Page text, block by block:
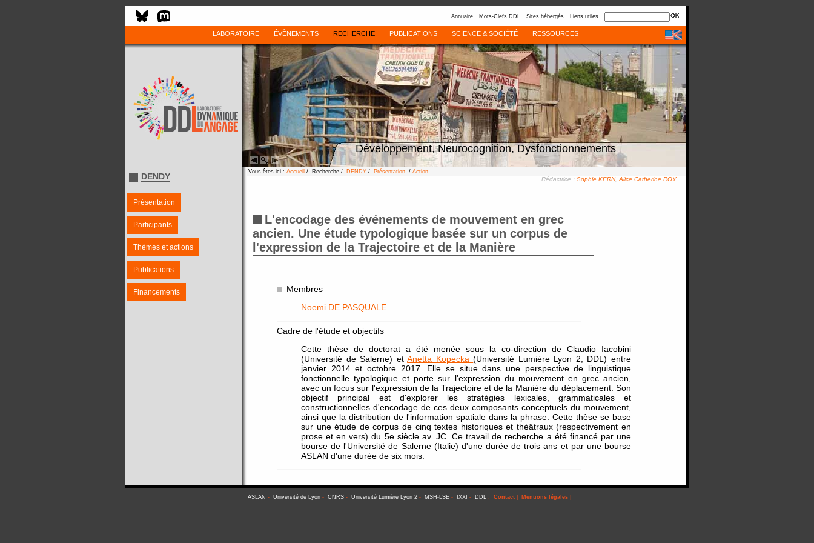
Annuaire Mots-Clefs DDL Sites hébergés Liens utiles
LABORATOIRE ÉVÈNEMENTS RECHERCHE PUBLICATIONS SCIENCE & SOCIÉTÉ RESSOURCES
Développement, Neurocognition, Dysfonctionnements
DENDY
Présentation
Participants
Thèmes et actions
Publications
Financements
Vous êtes ici : Accueil / Recherche / DENDY / Présentation / Action
Rédactrice : Sophie KERN, Alice Catherine ROY
L'encodage des événements de mouvement en grec
ancien. Une étude typologique basée sur un corpus de
l'expression de la Trajectoire et de la Manière
Membres
Noemi DE PASQUALE
Cadre de l'étude et objectifs
Cette thèse de doctorat a été menée sous la co-direction de Claudio Iacobini
(Université de Salerne) etAnetta Kopecka(Université Lumière Lyon 2, DDL) entre
janvier 2014 et octobre 2017. Elle se situe dans une perspective de linguistique
fonctionnelle typologique et porte sur l'expression du mouvement en grec ancien,
avec un focus sur l'expression de la Trajectoire et de la Manière du déplacement. Son
objectif principal est d'explorer les stratégies lexicales, grammaticales et
constructionnelles d'encodage de ces deux composants conceptuels du mouvement,
ainsi que la distribution de l'information spatiale dans la phrase. Cette thèse se base
sur une étude de corpus de cinq textes historiques et théâtraux (respectivement en
prose et en vers) du 5e siècle av. JC. Ce travail de recherche a été financé par une
bourse de l'Université de Salerne (Italie) d'une durée de trois ans et par une bourse
ASLAN d'une durée de six mois.
ASLAN - Université de Lyon- CNRS- Université Lumière Lyon 2- MSH-LSE- IXXI - DDL: Contact| Mentions légales|